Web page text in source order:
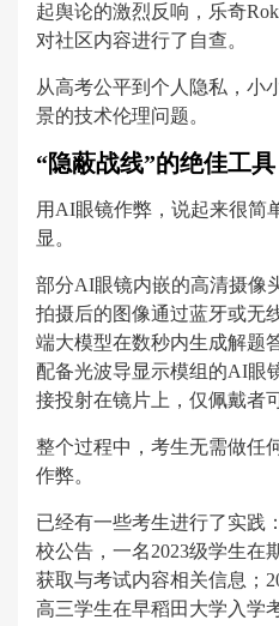
起舆论的激烈反响，乐奇
对社区内容进行了自查。
从高考公平到个人隐私，小
景的技术伦理问题。
“隐蔽战线”的绝佳工具
用AI眼镜作弊，说起来很简
显。
部分AI眼镜内嵌的高清摄像
拍摄后的图像通过蓝牙或无
端大模型在数秒内生成解题
配备光波导显示模组的AI眼
接投射在镜片上，仅佩戴者
整个过程中，考生无需做任
作弊。
已经有一些考生进行了实践
校公告，一名2023级学生在
获取与考试内容相关信息；
高三学生在早稻田大学入学